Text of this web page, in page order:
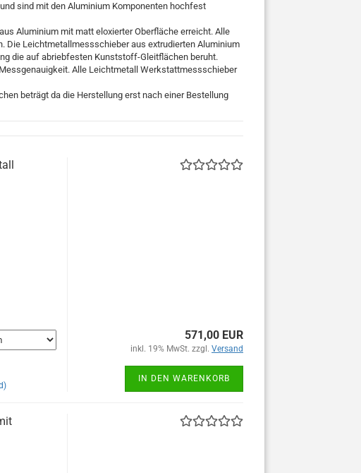
sind mit den Aluminium Komponenten hochfest
Aluminium mit matt eloxierter Oberfläche erreicht. Alle
Die Leichtmetallmessschieber aus extrudierten Aluminium
die auf abriebfesten Kunststoff-Gleitflächen beruht.
Alle Leichtmetall Werkstattmessschieber
beträgt da die Herstellung erst nach einer Bestellung
571,00 EUR
inkl. 19% MwSt. zzgl. Versand
IN DEN WARENKORB